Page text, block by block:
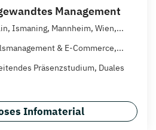
Management
Ismaning, Mannheim, Wien,...
& E-Commerce,...
Präsenzstudium, Duales
Infomaterial